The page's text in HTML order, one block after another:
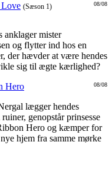
08/08
(Sæson 1)
anklager mister
og flytter ind hos en
der hævder at være hendes
sig til ægte kærlighed?
08/08
Hero
lægger hendes
genopstår prinsesse
Hero og kæmper for
hjem fra samme mørke